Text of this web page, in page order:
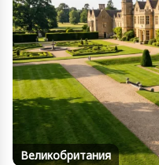
Великобритания